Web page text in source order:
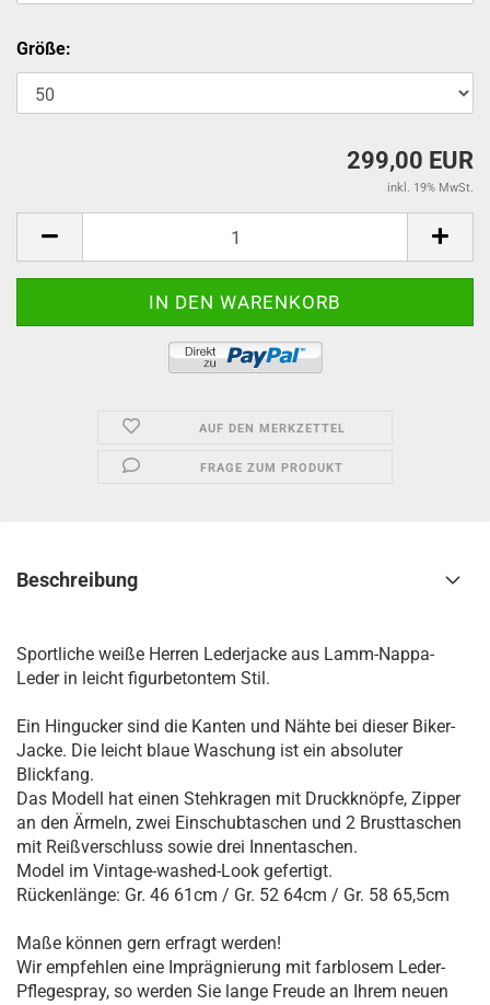
Größe:
299,00 EUR
inkl. 19% MwSt.
AUF DEN MERKZETTEL
FRAGE ZUM PRODUKT
Beschreibung
Sportliche weiße Herren Lederjacke aus Lamm-Nappa-
Leder in leicht figurbetontem Stil.
Ein Hingucker sind die Kanten und Nähte bei dieser Biker-
Jacke. Die leicht blaue Waschung ist ein absoluter
Blickfang.
Das Modell hat einen Stehkragen mit Druckknöpfe, Zipper
an den Ärmeln, zwei Einschubtaschen und 2 Brusttaschen
mit Reißverschluss sowie drei Innentaschen.
Model im Vintage-washed-Look gefertigt.
Rückenlänge: Gr. 46 61cm / Gr. 52 64cm / Gr. 58 65,5cm
Maße können gern erfragt werden!
Wir empfehlen eine Imprägnierung mit farblosem Leder-
Pflegespray, so werden Sie lange Freude an Ihrem neuen